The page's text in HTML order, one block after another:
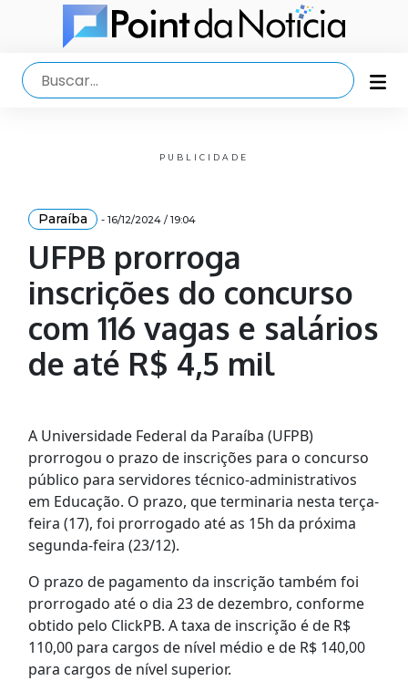
PUBLICIDADE
Paraíba - 16/12/2024 / 19:04
UFPB prorroga
inscrições do concurso
com 116 vagas e salários
de até R$ 4,5 mil
A Universidade Federal da Paraíba (UFPB)
prorrogou o prazo de inscrições para o concurso
público para servidores técnico-administrativos
em Educação. O prazo, que terminaria nesta terça-
feira (17), foi prorrogado até as 15h da próxima
segunda-feira (23/12).
O prazo de pagamento da inscrição também foi
prorrogado até o dia 23 de dezembro, conforme
obtido pelo ClickPB. A taxa de inscrição é de R$
110,00 para cargos de nível médio e de R$ 140,00
para cargos de nível superior.